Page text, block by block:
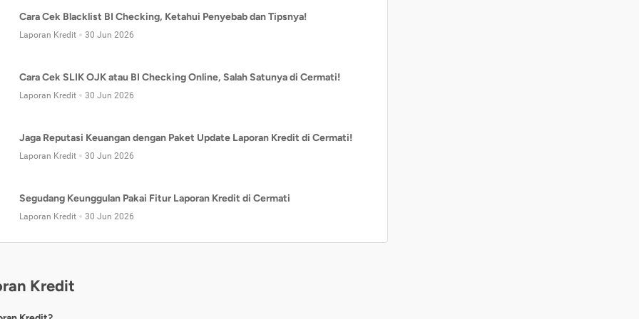
Cara Cek Blacklist BI Checking, Ketahui Penyebab dan Tipsnya!
Laporan Kredit 30 Jun 2026
Cara Cek SLIK OJK atau BI Checking Online, Salah Satunya di Cermati!
Laporan Kredit 30 Jun 2026
Jaga Reputasi Keuangan dengan Paket Update Laporan Kredit di Cermati!
Laporan Kredit 30 Jun 2026
Segudang Keunggulan Pakai Fitur Laporan Kredit di Cermati
Laporan Kredit 30 Jun 2026
Kredit